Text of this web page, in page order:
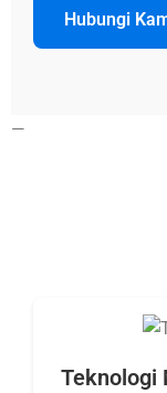
Hubungi
—
Teknologi